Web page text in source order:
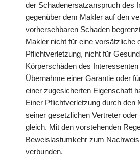
der Schadenersatzanspruch des
gegenüber dem Makler auf den
vorhersehbaren Schaden
Makler nicht für eine vorsätzliche
Pflichtverletzung, nicht für
Körperschäden des
Übernahme einer Garantie oder
einer zugesicherten Eigenschaft
Einer Pflichtverletzung durch den
seiner gesetzlichen Vertreter oder
gleich. Mit den vorstehenden
Beweislastumkehr zum
verbunden.